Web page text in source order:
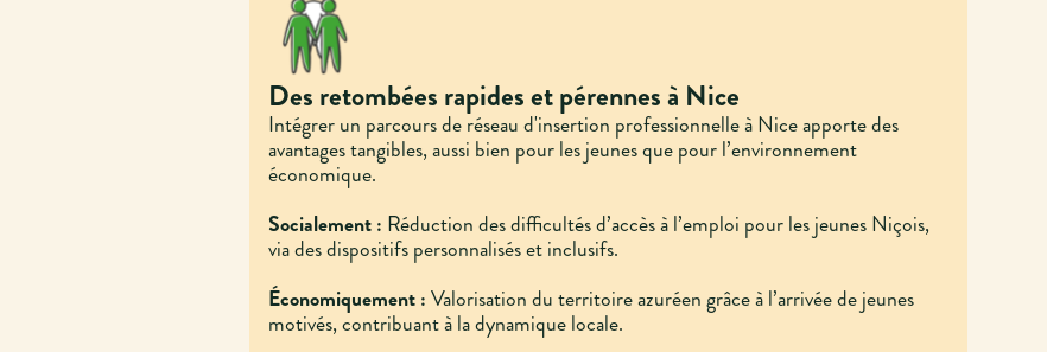
Des retombées rapides et pérennes à Nice
Intégrer un parcours de réseau d'insertion professionnelle à Nice apporte des
avantages tangibles, aussi bien pour les jeunes que pour l’environnement
économique.
Socialement : Réduction des difficultés d’accès à l’emploi pour les jeunes Niçois,
via des dispositifs personnalisés et inclusifs.
Économiquement :Valorisation du territoire azuréen grâce à l’arrivée de jeunes
motivés, contribuant à la dynamique locale.